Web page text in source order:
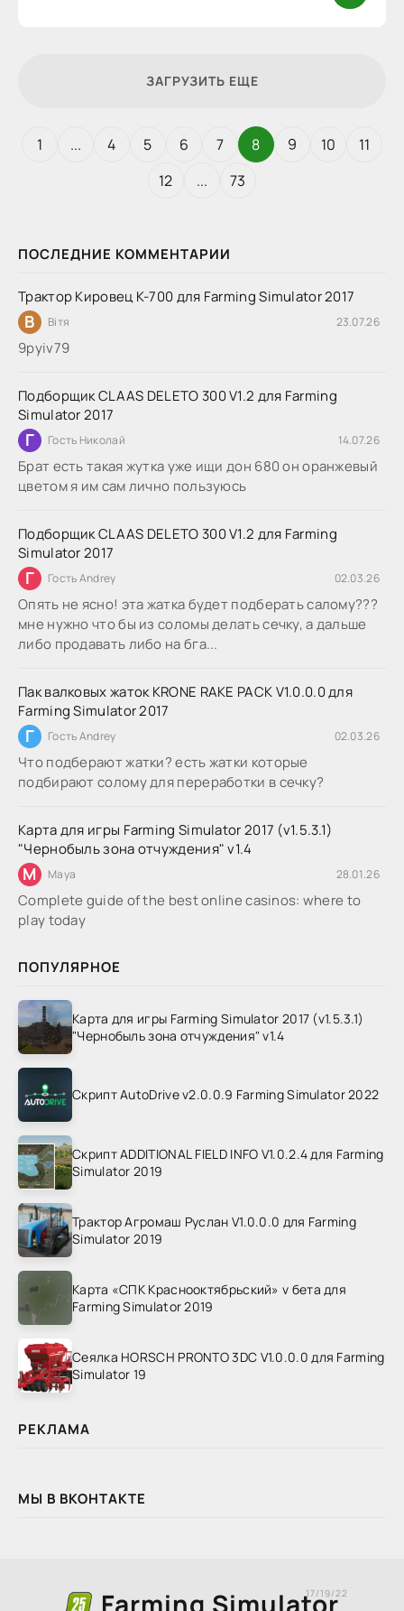
ПОСЛЕДНИЕ КОММЕНТАРИИ
Трактор Кировец К-700 для Farming Simulator 2017
В Вітя 23.07.26
9руіv79
Подборщик CLAAS DELETO 300 V1.2 для Farming
Simulator 2017
Г Гость Николай 14.07.26
Брат есть такая жутка уже ищи дон 680 он оранжевый
цветом я им сам лично пользуюсь
Подборщик CLAAS DELETO 300 V1.2 для Farming
Simulator 2017
Г Гость Andrey 02.03.26
Опять не ясно! эта жатка будет подберать салому???
мне нужно что бы из соломы делать сечку, а дальше
либо продавать либо на бга...
Пак валковых жаток KRONE RAKE PACK V1.0.0.0 для
Farming Simulator 2017
Г Гость Andrey 02.03.26
Что подберают жатки? есть жатки которые
подбирают солому для переработки в сечку?
Карта для игры Farming Simulator 2017 (v1.5.3.1)
"Чернобыль зона отчуждения" v1.4
M Maya 28.01.26
Complete guide of the best online casinos: where to
play today
ЗАГРУЗИТЬ ЕЩЕ
1 ... 4 5 6 7 8 9 10
11
12
... 73
ПОПУЛЯРНОЕ
Карта для игры Farming Simulator 2017 (v1.5.3.1)
"Чернобыль зона отчуждения" v1.4
Скрипт AutoDrive v2.0.0.9 Farming Simulator 2022
Скрипт ADDITIONAL FIELD INFO V1.0.2.4 для Farming
Simulator 2019
Трактор Агромаш Руслан V1.0.0.0 для Farming
Simulator 2019
Карта «СПК Краснооктябрьский» v бета для
Farming Simulator 2019
Сеялка HORSCH PRONTO 3DC V1.0.0.0 для Farming
Simulator 19
РЕКЛАМА
МЫ В ВКОНТАКТЕ
Farming Simulator
17/19/22